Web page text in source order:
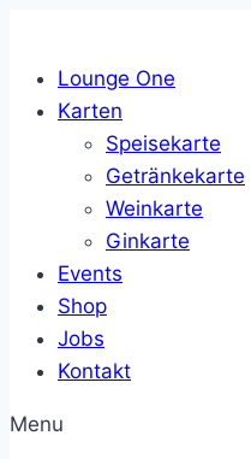
springenLounge One
Karten
Speisekarte
Getränkekarte
Weinkarte
Ginkarte
Events
Shop
Jobs
Kontakt
Menu